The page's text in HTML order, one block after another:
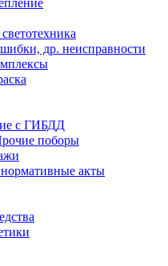
др. неисправности
с ГИБДД
поборы
акты